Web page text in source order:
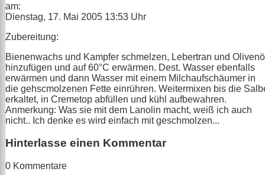
am:
Dienstag, 17. Mai 2005 13:53 Uhr
Zubereitung:
Bienenwachs und Kampfer schmelzen, Lebertran und
hinzufügen und auf 60°C erwärmen. Dest. Wasser ebenfalls
erwärmen und dann Wasser mit einem Milchaufschäumer in
die gehscmolzenen Fette einrühren. Weitermixen bis die
erkaltet, in Cremetop abfüllen und kühl aufbewahren.
Anmerkung: Was sie mit dem Lanolin macht, weiß ich auch
nicht.. Ich denke es wird einfach mit geschmolzen...
Hinterlasse einen Kommentar
0 Kommentare